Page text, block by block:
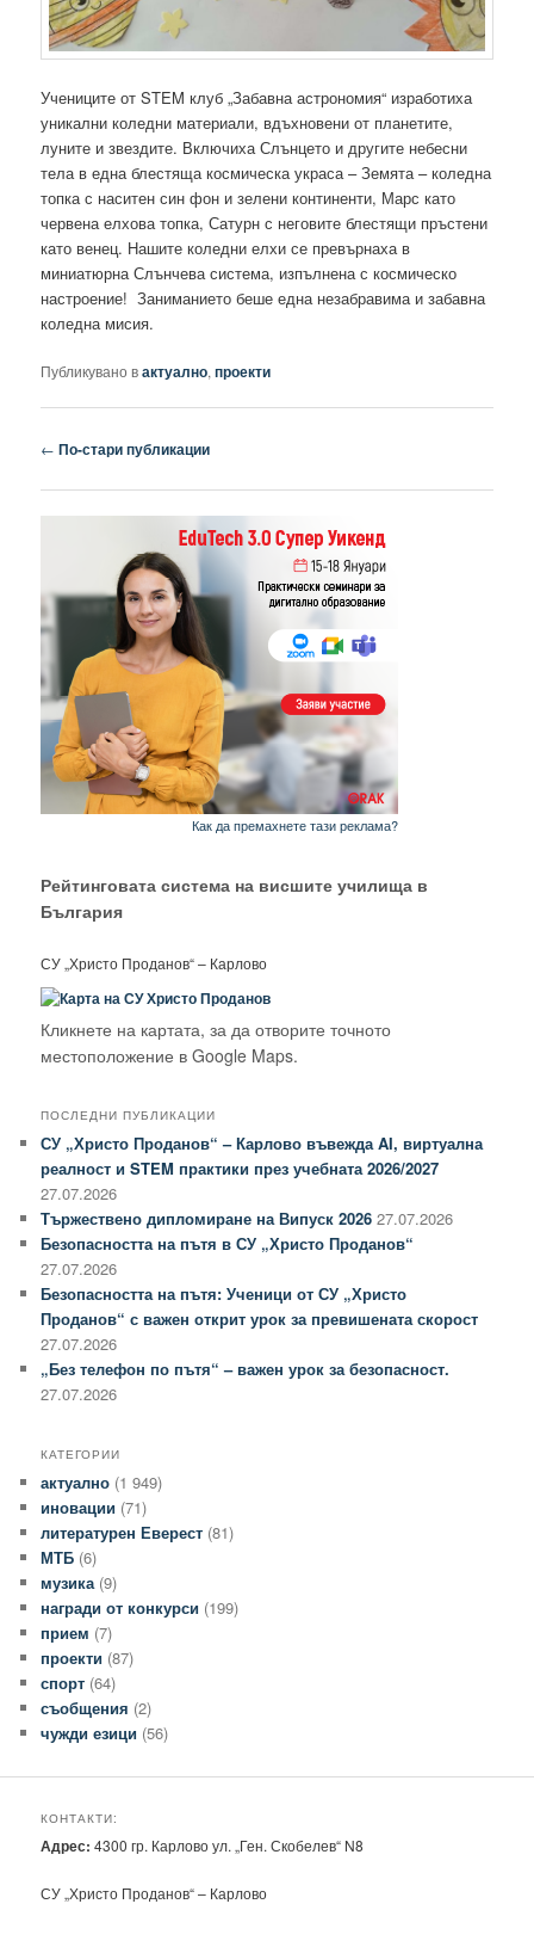
Учениците от STEM клуб „Забавна астрономия“ изработиха
уникални коледни материали, вдъхновени от планетите,
луните и звездите. Включиха Слънцето и другите небесни
тела в една блестяща космическа украса – Земята – коледна
топка с наситен син фон и зелени континенти, Марс като
червена елхова топка, Сатурн с неговите блестящи пръстени
като венец. Нашите коледни елхи се превърнаха в
миниатюрна Слънчева система, изпълнена с космическо
настроение! Заниманието беше една незабравима и забавна
коледна мисия.
Публикувано вактуално,проекти
Навигация
публикациите
← По-стари публикации
Как да премахнете тази реклама?
Рейтинговата система на висшите училища в
България
СУ „Христо Проданов“ – Карлово
Кликнете на картата, за да отворите точното
местоположение в Google Maps.
ПОСЛЕДНИ ПУБЛИКАЦИИ
СУ „Христо Проданов“ – Карлово въвежда AI, виртуална
реалност и STEM практики през учебната 2026/2027
27.07.2026
Тържествено дипломиране на Випуск 2026 27.07.2026
Безопасността на пътя в СУ „Христо Проданов“
27.07.2026
Безопасността на пътя: Ученици от СУ „Христо
Проданов“ с важен открит урок за превишената скорост
27.07.2026
„Без телефон по пътя“ – важен урок за безопасност.
27.07.2026
КАТЕГОРИИ
актуално (1 949)
иновации (71)
литературен Еверест (81)
МТБ (6)
музика (9)
награди от конкурси (199)
прием (7)
проекти (87)
спорт (64)
съобщения (2)
чужди езици (56)
КОНТАКТИ:
Адрес:4300 гр. Карлово ул. „Ген. Скобелев“ N8
СУ „Христо Проданов“ – Карлово